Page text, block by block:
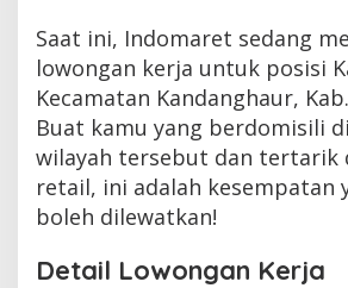
Saat ini, Indomaret sedang
lowongan kerja untuk posisi
Kecamatan Kandanghaur,
Buat kamu yang berdomisili
wilayah tersebut dan tertarik
retail, ini adalah kesempatan
boleh dilewatkan!
Detail Lowongan Kerja